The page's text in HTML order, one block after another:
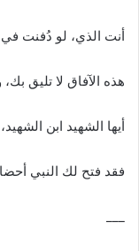
أنت الذي، لو دُفنت
هذه الآفاق لا تليق
أيها الشهيد ابن
فقد فتح لك النبي